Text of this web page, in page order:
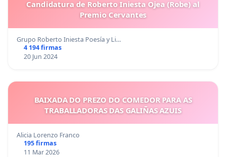
Candidatura de Roberto Iniesta Ojea (Robe) al
Premio Cervantes
Grupo Roberto Iniesta Poesía y Li…
4 194 firmas
20 Jun 2024
BAIXADA DO PREZO DO COMEDOR PARA AS
TRABALLADORAS DAS GALIÑAS AZUIS
Alicia Lorenzo Franco
195 firmas
11 Mar 2026